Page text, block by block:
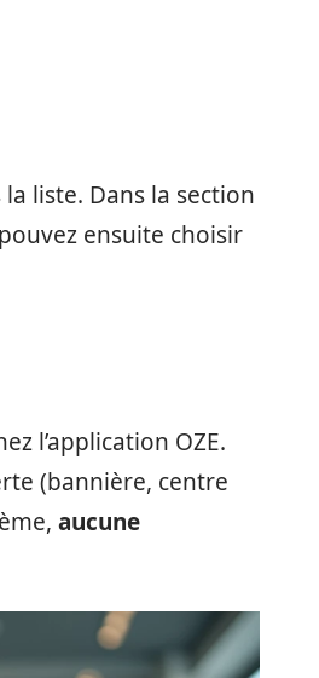
liste. Dans la section
ensuite choisir
l’application OZE.
(bannière, centre
aucune